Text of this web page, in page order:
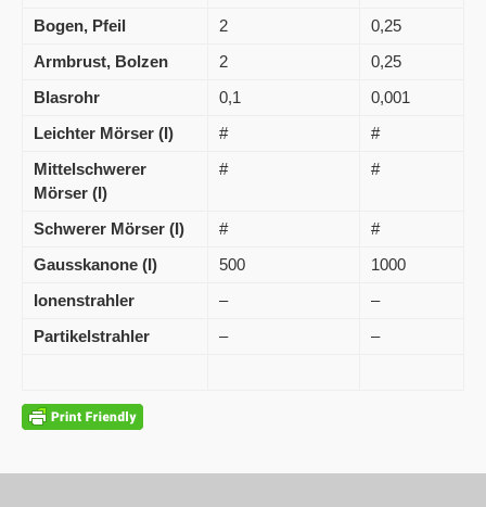
Bogen, Pfeil
2
0,25
Armbrust, Bolzen
2
0,25
Blasrohr
0,1
0,001
Leichter Mörser (I)
#
#
Mittelschwerer
Mörser (I)
# #
Schwerer Mörser (I) #
#
Gausskanone (I)
500
1000
Ionenstrahler
–
–
Partikelstrahler
– –